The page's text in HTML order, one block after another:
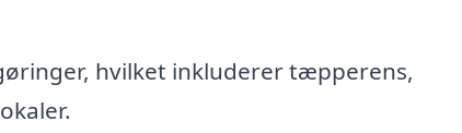
hvilket inkluderer tæpperens,